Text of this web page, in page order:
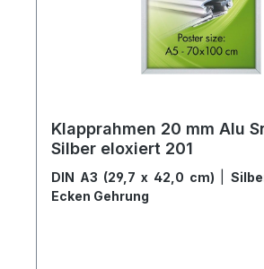
Klapprahmen 20 mm Alu
Silber eloxiert 201
DIN A3 (29,7 x 42,0 cm)
Ecken Gehrung